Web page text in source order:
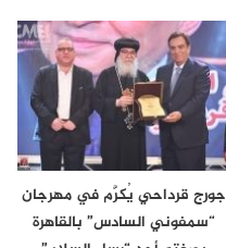
جورج قرداحي يُكرَّم في مهرجان
“سمفوني السادس” بالقاهرة